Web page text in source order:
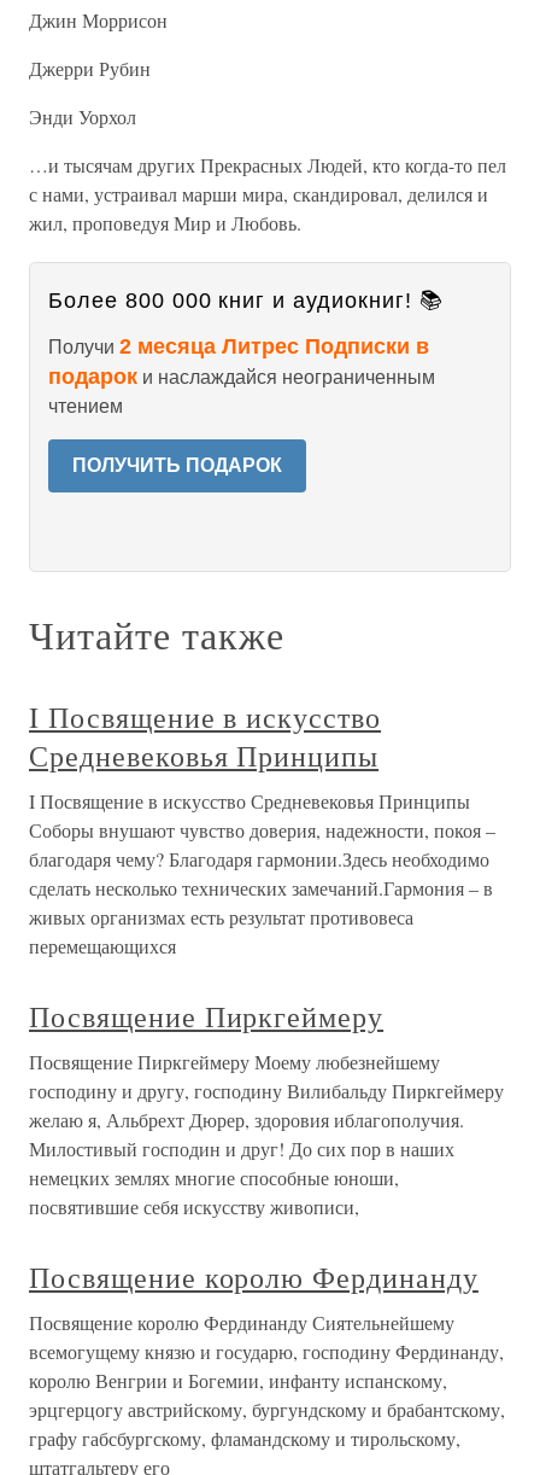
Джин Моррисон
Джерри Рубин
Энди Уорхол
…и тысячам других Прекрасных Людей, кто когда-то пел
с нами, устраивал марши мира, скандировал, делился и
жил, проповедуя Мир и Любовь.
Более 800 000 книг и аудиокниг! 📚
Получи 2 месяца Литрес Подписки в
подарок и наслаждайся неограниченным
чтением
ПОЛУЧИТЬ ПОДАРОК
Читайте также
I Посвящение в искусство
Средневековья Принципы
I Посвящение в искусство Средневековья Принципы
Соборы внушают чувство доверия, надежности, покоя –
благодаря чему? Благодаря гармонии.Здесь необходимо
сделать несколько технических замечаний.Гармония – в
живых организмах есть результат противовеса
перемещающихся
Посвящение Пиркгеймеру
Посвящение Пиркгеймеру Моему любезнейшему
господину и другу, господину Вилибальду Пиркгеймеру
желаю я, Альбрехт Дюрер, здоровия иблагополучия.
Милостивый господин и друг! До сих пор в наших
немецких землях многие способные юноши,
посвятившие себя искусству живописи,
Посвящение королю Фердинанду
Посвящение королю Фердинанду Сиятельнейшему
всемогущему князю и государю, господину Фердинанду,
королю Венгрии и Богемии, инфанту испанскому,
эрцгерцогу австрийскому, бургундскому и брабантскому,
графу габсбургскому, фламандскому и тирольскому,
штатгальтеру его